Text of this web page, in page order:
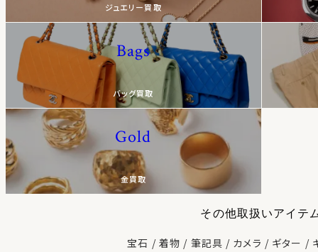
ジュエリー買取
Bags
バッグ買取
Gold
金買取
その他取扱いアイテ
宝石 着物 筆記具 カメラ ギター